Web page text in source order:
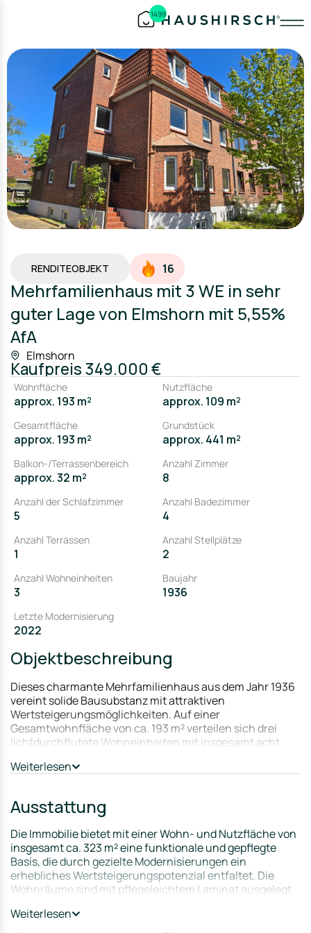
1499
RENDITEOBJEKT 16
Mehrfamilienhaus mit 3 WE in sehr
guter Lage von Elmshorn mit 5,55%
AfA
Elmshorn
Kaufpreis349.000 €
Wohnfläche
approx. 193 m²
Nutzfläche
approx. 109 m²
Gesamtfläche
approx. 193 m²
Grundstück
approx. 441 m²
Balkon-/Terrassenbereich
approx. 32 m²
Anzahl Zimmer
8
Anzahl der Schlafzimmer
5
Anzahl Badezimmer
4
Anzahl Terrassen
1
Anzahl Stellplätze
2
Anzahl Wohneinheiten
3
Baujahr
1936
Letzte Modernisierung
2022
Objektbeschreibung
Dieses charmante Mehrfamilienhaus aus dem Jahr 1936
vereint solide Bausubstanz mit attraktiven
Wertsteigerungsmöglichkeiten. Auf einer
Gesamtwohnfläche von ca. 193 m² verteilen sich drei
lichtdurchflutete Wohneinheiten mit insgesamt acht
durchgeführten Sanierung des Daches sowie des
einem gepflegten Zustand, bietet jedoch im
Innenbereich Spielraum für zeitgemäße
Besonders attraktiv für Investoren: Zwei der drei
Einheiten stehen derzeit leer, was einen sofortigen Start
von Renovierungsarbeiten und eine anschließende
Neuvermietung zu aktuellen Marktpreisen ermöglicht.
schaffen in jedem Raum eine einladende Atmosphäre.
Weiterlesen
Ausstattung
Die Immobilie bietet mit einer Wohn- und Nutzfläche von
insgesamt ca. 323 m² eine funktionale und gepflegte
Basis, die durch gezielte Modernisierungen ein
erhebliches Wertsteigerungspotenzial entfaltet. Die
Wohnräume sind mit pflegeleichtem Laminat ausgelegt
aufgewertet. Alle Einheiten verfügen über vollständige
Weiterlesen